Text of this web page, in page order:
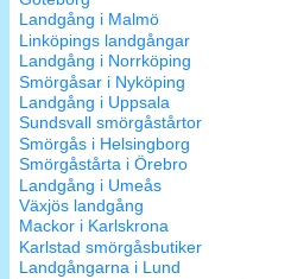
Landgång i Malmö
Linköpings landgångar
Landgång i Norrköping
Smörgåsar i Nyköping
Landgång i Uppsala
Sundsvall smörgåstårtor
Smörgås i Helsingborg
Smörgåstårta i Örebro
Landgång i Umeås
Växjös landgång
Mackor i Karlskrona
Karlstad smörgåsbutiker
Landgångarna i Lund